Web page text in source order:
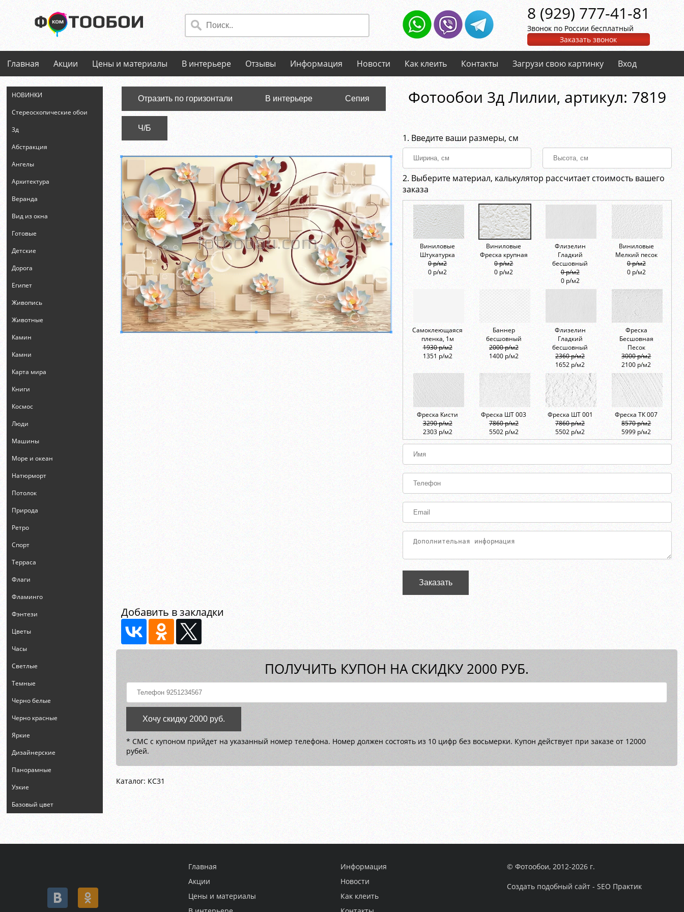
8 (929) 777-41-81
Звонок по России бесплатный
Заказать звонок
Главная Акции Цены и материалы В интерьере Отзывы Информация Новости Как клеить Контакты Загрузи свою картинку Вход
НОВИНКИ
Стереоскопические обои
3д
Абстракция
Ангелы
Архитектура
Веранда
Вид из окна
Готовые
Детские
Дорога
Египет
Живопись
Животные
Камин
Камни
Карта мира
Книги
Космос
Люди
Машины
Море и океан
Натюрморт
Потолок
Природа
Ретро
Спорт
Терраса
Флаги
Фламинго
Фэнтези
Цветы
Часы
Светлые
Темные
Черно белые
Черно красные
Яркие
Дизайнерские
Панорамные
Узкие
Базовый цвет
Отразить по горизонтали В интерьере Сепия
Ч/Б
Фотообои 3д Лилии, aртикул: 7819
1. Введите ваши размеры, см
2. Выберите материал, калькулятор рассчитает стоимость вашего
заказа
Виниловые
Штукатурка
0 р/м2
0 р/м2
Виниловые
Фреска крупная
0 р/м2
0 р/м2
Флизелин
Гладкий
бесшовный
0 р/м2
0 р/м2
Виниловые
Мелкий песок
0 р/м2
0 р/м2
Самоклеющаяся
пленка, 1м
1930 р/м2
1351 р/м2
Баннер
бесшовный
2000 р/м2
1400 р/м2
Флизелин
Гладкий
бесшовный
2360 р/м2
1652 р/м2
Фреска
Бесшовная
Песок
3000 р/м2
2100 р/м2
Фреска Кисти
3290 р/м2
2303 р/м2
Фреска ШТ 003
7860 р/м2
5502 р/м2
Фреска ШТ 001
7860 р/м2
5502 р/м2
Фреска ТК 007
8570 р/м2
5999 р/м2
Заказать
Добавить в закладки
ПОЛУЧИТЬ КУПОН НА СКИДКУ 2000 РУБ.
Хочу скидку 2000 руб.
* СМС с купоном прийдет на указанный номер телефона. Номер должен состоять из 10 цифр без восьмерки. Купон действует при заказе от 12000
рубей.
Каталог: КС31
Главная
Акции
Цены и материалы
Информация
Новости
Как клеить
© Фотообои, 2012-2026 г.
Создать подобный сайт - SEO Практик